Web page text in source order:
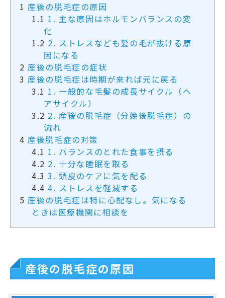
1 産後の脱毛症の原因
1.1 1. 主な原因はホルモンバランスの変
化
1.2 2. ストレスなども髪の毛が抜ける原
因になる
2 産後の脱毛症の症状
3 産後の脱毛症は時期が来れば元に戻る
3.1 1. 一般的な毛髪の成長サイクル（ヘ
アサイクル）
3.2 2. 産後の脱毛症（分娩後脱毛症）の
流れ
4 産後脱毛症の対策
4.1 1. バランスのとれた食事を摂る
4.2 2. 十分な睡眠を取る
4.3 3. 頭皮のケアに気を配る
4.4 4. ストレスを軽減する
5 産後の脱毛症は特に心配なし。気になる
ときは医療機関に相談を
産後の脱毛症の原因